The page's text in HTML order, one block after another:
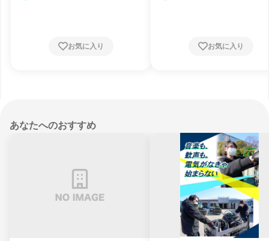
お気に入り お気に入り
あなたへのおすすめ